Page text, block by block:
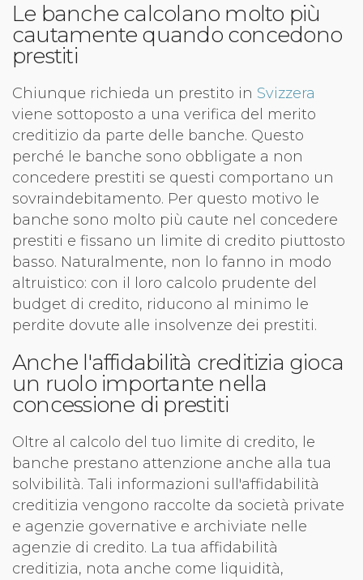
Le banche calcolano molto più
cautamente quando concedono
prestiti
Chiunque richieda un prestito in Svizzera
viene sottoposto a una verifica del merito
creditizio da parte delle banche. Questo
perché le banche sono obbligate a non
concedere prestiti se questi comportano un
sovraindebitamento. Per questo motivo le
banche sono molto più caute nel concedere
prestiti e fissano un limite di credito piuttosto
basso. Naturalmente, non lo fanno in modo
altruistico: con il loro calcolo prudente del
budget di credito, riducono al minimo le
perdite dovute alle insolvenze dei prestiti.
Anche l'affidabilità creditizia gioca
un ruolo importante nella
concessione di prestiti
Oltre al calcolo del tuo limite di credito, le
banche prestano attenzione anche alla tua
solvibilità. Tali informazioni sull'affidabilità
creditizia vengono raccolte da società private
e agenzie governative e archiviate nelle
agenzie di credito. La tua affidabilità
creditizia, nota anche come liquidità,